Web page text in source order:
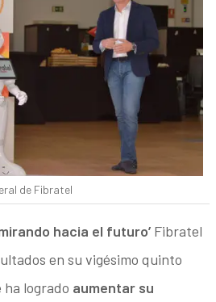
de Fibratel
hacia el futuro’ Fibratel
en su vigésimo quinto
ha logrado aumentar su